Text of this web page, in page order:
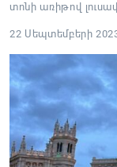
տոնի առիթով
22 Սեպտեմբերի